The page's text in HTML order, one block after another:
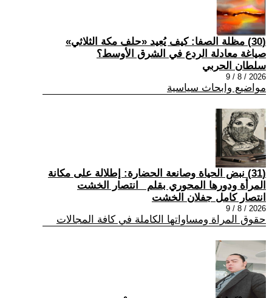
(30) مظلة الصفا: كيف يُعيد «حلف مكة الثلاثي»
صياغة معادلة الردع في الشرق الأوسط؟
سلطان الحربي
2026 / 8 / 9
مواضيع وابحاث سياسية
(31) نبض الحياة وصانعة الحضارة: إطلالة على مكانة
المرأة ودورها المحوري بقلم _انتصار الخشت
انتصار كامل جفلان الخشت
2026 / 8 / 9
حقوق المراة ومساواتها الكاملة في كافة المجالات